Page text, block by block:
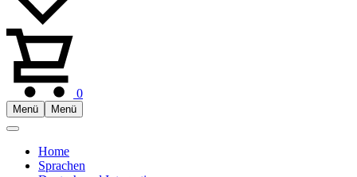
0
Menü Menü
Home
Sprachen